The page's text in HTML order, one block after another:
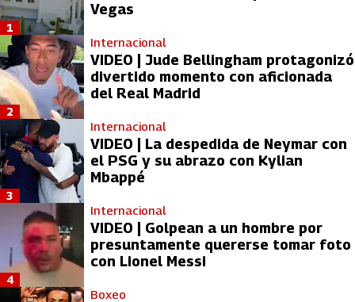
Vegas
1
Internacional
VIDEO | Jude Bellingham protagonizó
divertido momento con aficionada
del Real Madrid
2
Internacional
VIDEO | La despedida de Neymar con
el PSG y su abrazo con Kylian
Mbappé
3
Internacional
VIDEO | Golpean a un hombre por
presuntamente quererse tomar foto
con Lionel Messi
4
Boxeo